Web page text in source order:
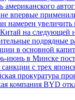
американского
впервые
намерен
на следующей
подрядные
в основной
июнь в Минске
с трех
прокуратура
компания BYD